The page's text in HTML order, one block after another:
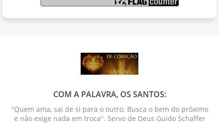
COM A PALAVRA, OS SANTOS:
"Quem ama, sai de si para o outro. Busca o bem do próximo
e não exige nada em troca". Servo de Deus Guido Schaffer